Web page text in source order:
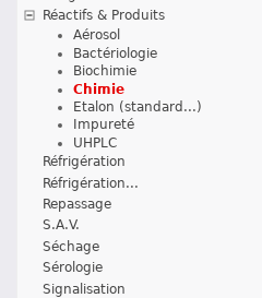
Réactifs & Produits
Aérosol
Bactériologie
Biochimie
Chimie
Etalon (standard...)
Impureté
UHPLC
Réfrigération
Réfrigération...
Repassage
S.A.V.
Séchage
Sérologie
Signalisation